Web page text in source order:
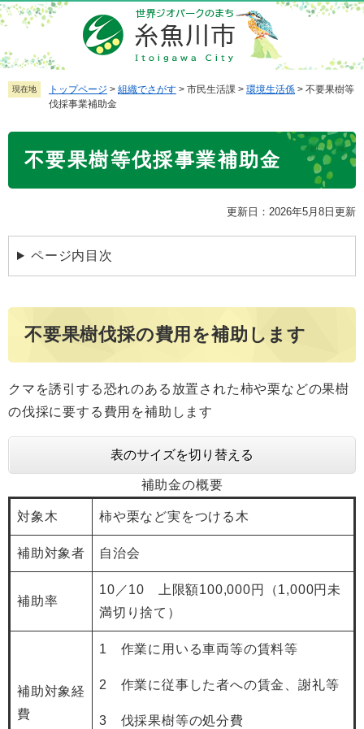
ペ
ー
ジ
の
先
メ
ニ
ュ
ー
を
本
現在地 トップページ > 組織でさがす > 市民生活課 > 環境生活係 > 不要果樹等
伐採事業補助金
不要果樹等伐採事業補助金
更新日：2026年5月8日更新
ページ内目次
不要果樹伐採の費用を補助します
クマを誘引する恐れのある放置された柿や栗などの果樹
の伐採に要する費用を補助します
表のサイズを切り替える
補助金の概要
対象木 柿や栗など実をつける木
補助対象者 自治会
補助率
10／10 上限額100,000円（1,000円未
満切り捨て）
補助対象経
費
1 作業に用いる車両等の賃料等
2 作業に従事した者への賃金、謝礼等
3 伐採果樹等の処分費